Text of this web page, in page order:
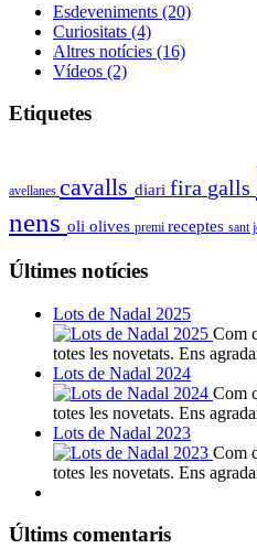
Esdeveniments (20)
Curiositats (4)
Altres notícies (16)
Vídeos (2)
Etiquetes
avellanes cavalls diari fira galls
nens oli olives premi receptes sant
Últimes notícies
Lots de Nadal 2025
Com
totes les novetats. Ens
Lots de Nadal 2024
Com
totes les novetats. Ens
Lots de Nadal 2023
Com
totes les novetats. Ens
Últims comentaris